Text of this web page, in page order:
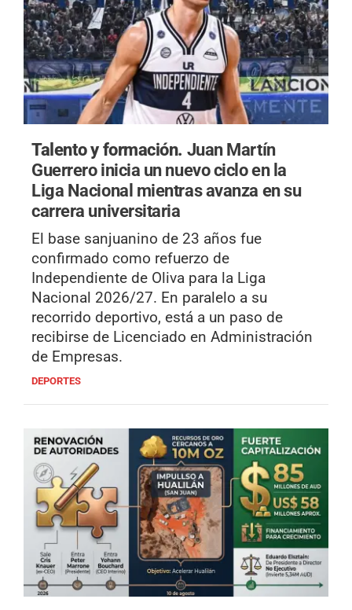
Talento y formación. Juan Martín
Guerrero inicia un nuevo ciclo en la
Liga Nacional mientras avanza en su
carrera universitaria
El base sanjuanino de 23 años fue
confirmado como refuerzo de
Independiente de Oliva para la Liga
Nacional 2026/27. En paralelo a su
recorrido deportivo, está a un paso de
recibirse de Licenciado en Administración
de Empresas.
DEPORTES